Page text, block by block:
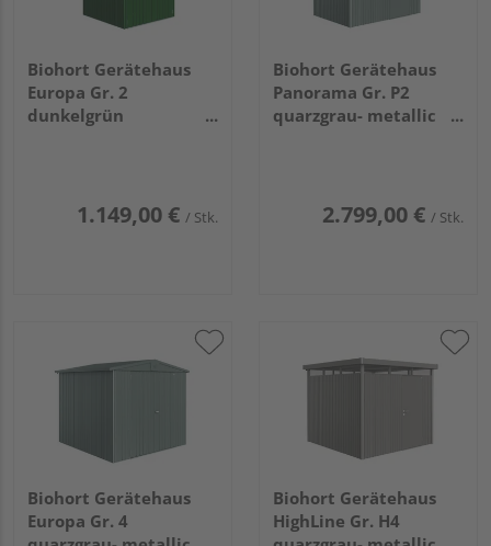
Biohort Gerätehaus
Europa Gr. 2
dunkelgrün
1.149,00 € / Stk.
Biohort Gerätehaus
Panorama Gr. P2
quarzgrau- metallic
2.799,00 € / Stk.
Biohort Gerätehaus
Europa Gr. 4
Biohort Gerätehaus
HighLine Gr. H4